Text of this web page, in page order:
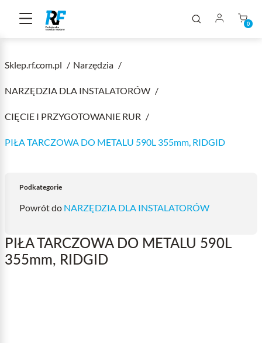
0
Sklep.rf.com.pl Narzędzia
NARZĘDZIA DLA INSTALATORÓW
CIĘCIE I PRZYGOTOWANIE RUR
PIŁA TARCZOWA DO METALU 590L 355mm, RIDGID
Podkategorie
Powrót do NARZĘDZIA DLA INSTALATORÓW
PIŁA TARCZOWA DO METALU 590L
355mm, RIDGID